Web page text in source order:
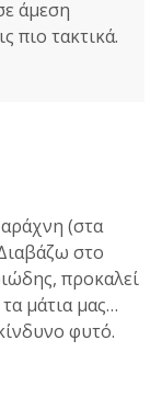
άμεση
πιο τακτικά.
(στα
στο
προκαλεί
μάτια μας…
φυτό.